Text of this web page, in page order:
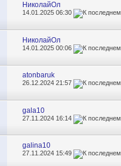
НиколайОл
14.01.202506:30
НиколайОл
14.01.202500:06
atonbaruk
26.12.202421:57
gala10
27.11.2024 16:14
galina10
27.11.2024 15:49